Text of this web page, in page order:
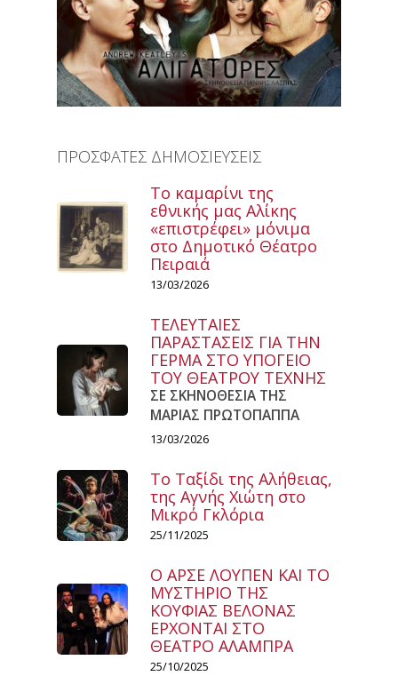
ΠΡΟΣΦΑΤΕΣ ΔΗΜΟΣΙΕΥΣΕΙΣ
Το καμαρίνι της
εθνικής μας Αλίκης
«επιστρέφει» μόνιμα
στο Δημοτικό Θέατρο
Πειραιά
13/03/2026
ΤΕΛΕΥΤΑΙΕΣ
ΠΑΡΑΣΤΑΣΕΙΣ ΓΙΑ ΤΗΝ
ΓΕΡΜΑ ΣΤΟ ΥΠΟΓΕΙΟ
ΤΟΥ ΘΕΑΤΡΟΥ ΤΕΧΝΗΣ
ΣΕ ΣΚΗΝΟΘΕΣΙΑ ΤΗΣ
ΜΑΡΙΑΣ ΠΡΩΤΟΠΑΠΠΑ
13/03/2026
Το Ταξίδι της Αλήθειας,
της Αγνής Χιώτη στο
Μικρό Γκλόρια
25/11/2025
Ο ΑΡΣΕ ΛΟΥΠΕΝ ΚΑΙ ΤΟ
ΜΥΣΤΗΡΙΟ ΤΗΣ
ΚΟΥΦΙΑΣ ΒΕΛΟΝΑΣ
ΕΡΧΟΝΤΑΙ ΣΤΟ
ΘΕΑΤΡΟ ΑΛΑΜΠΡΑ
25/10/2025